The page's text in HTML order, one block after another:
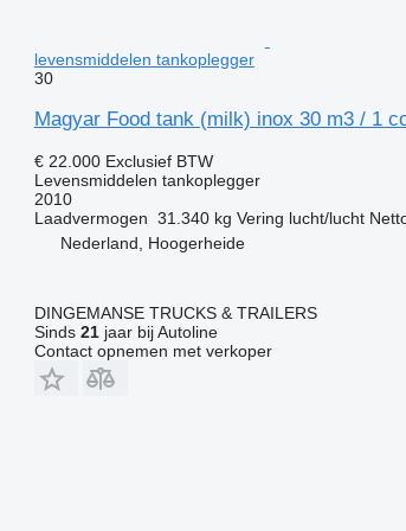
levensmiddelen tankoplegger
30
Magyar Food tank (milk) inox 30 m3 / 1
€ 22.000 Exclusief BTW
Levensmiddelen tankoplegger
2010
Laadvermogen 31.340 kg Vering lucht/lucht
Nederland, Hoogerheide
DINGEMANSE TRUCKS & TRAILERS
Sinds 21jaar bij Autoline
Contact opnemen met verkoper